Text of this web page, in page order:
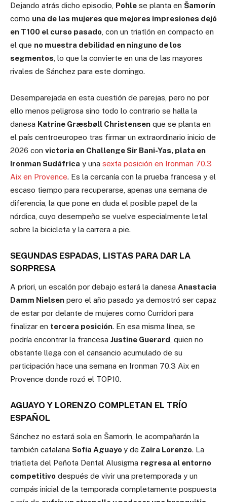
Dejando atrás dicho episodio, Pohle se planta en Šamorín
como una de las mujeres que mejores impresiones dejó
en T100 el curso pasado , con un triatlón en compacto en
el que no muestra debilidad en ninguno de los
segmentos , lo que la convierte en una de las mayores
rivales de Sánchez para este domingo.
Desemparejada en esta cuestión de parejas, pero no por
ello menos peligrosa sino todo lo contrario se halla la
danesa Katrine Græsbøll Christensen que se planta en
el país centroeuropeo tras firmar un extraordinario inicio de
2026 con victoria en Challenge Sir Bani-Yas, plata en
Ironman Sudáfrica y una sexta posición en Ironman 70.3
Aix en Provence. Es la cercanía con la prueba francesa y el
escaso tiempo para recuperarse, apenas una semana de
diferencia, la que pone en duda el posible papel de la
nórdica, cuyo desempeño se vuelve especialmente letal
sobre la bicicleta y la carrera a pie.
SEGUNDAS ESPADAS, LISTAS PARA DAR LA
SORPRESA
A priori, un escalón por debajo estará la danesa Anastacia
Damm Nielsen pero el año pasado ya demostró ser capaz
de estar por delante de mujeres como Curridori para
finalizar en tercera posición. En esa misma línea, se
podría encontrar la francesa Justine Guerard , quien no
obstante llega con el cansancio acumulado de su
participación hace una semana en Ironman 70.3 Aix en
Provence donde rozó el TOP10.
AGUAYO Y LORENZO COMPLETAN EL TRÍO
ESPAÑOL
Sánchez no estará sola en Šamorín, le acompañarán la
también catalana Sofía Aguayo y de Zaira Lorenzo. La
triatleta del Peñota Dental Alusigma regresa al entorno
competitivo después de vivir una pretemporada y un
compás inicial de la temporada completamente pospuesta